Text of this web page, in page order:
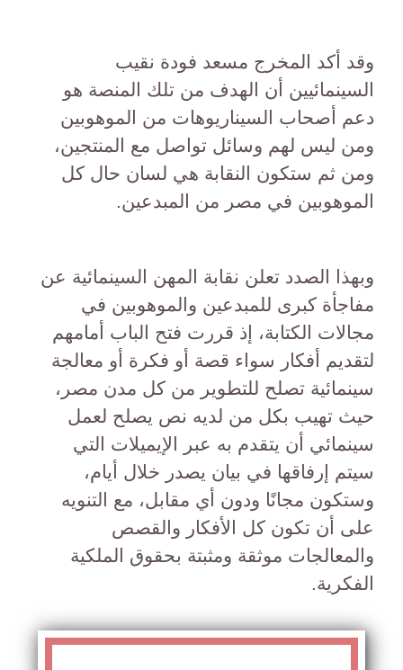
وقد أكد المخرج مسعد فودة نقيب
السينمائيين أن الهدف من تلك المنصة هو
دعم أصحاب السيناريوهات من الموهوبين
ومن ليس لهم وسائل تواصل مع المنتجين،
ومن ثم ستكون النقابة هي لسان حال كل
الموهوبين في مصر من المبدعين.
وبهذا الصدد تعلن نقابة المهن السينمائية عن
مفاجأة كبرى للمبدعين والموهوبين في
مجالات الكتابة، إذ قررت فتح الباب أمامهم
لتقديم أفكار سواء قصة أو فكرة أو معالجة
سينمائية تصلح للتطوير من كل مدن مصر،
حيث تهيب بكل من لديه نص يصلح لعمل
سينمائي أن يتقدم به عبر الإيميلات التي
سيتم إرفاقها في بيان يصدر خلال أيام،
وستكون مجانًا ودون أي مقابل، مع التنويه
على أن تكون كل الأفكار والقصص
والمعالجات موثقة ومثبتة بحقوق الملكية
الفكرية.